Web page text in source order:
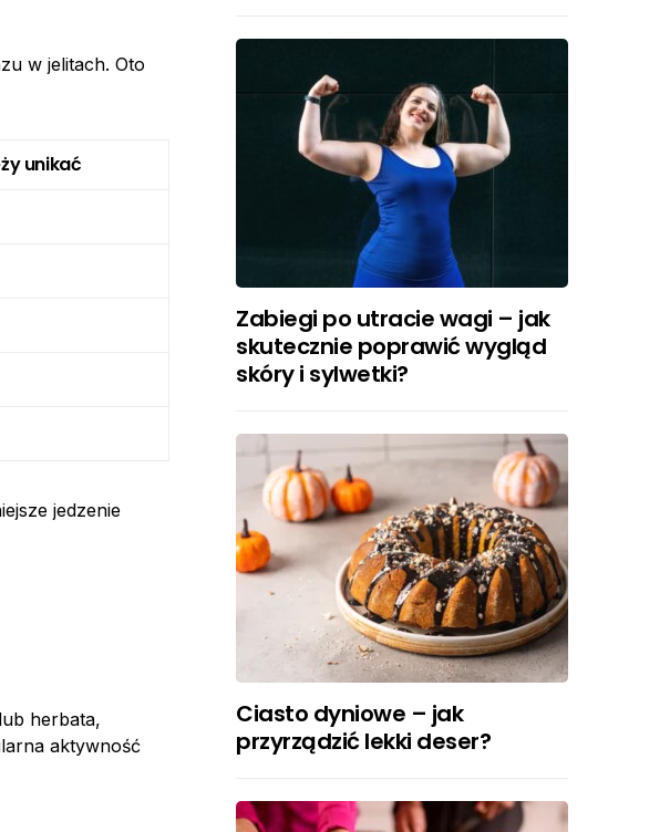
w jelitach. Oto
unikać
jedzenie
herbata,
aktywność
Zabiegi po utracie wagi – jak
skutecznie poprawić wygląd
skóry i sylwetki?
Ciasto dyniowe – jak
przyrządzić lekki deser?